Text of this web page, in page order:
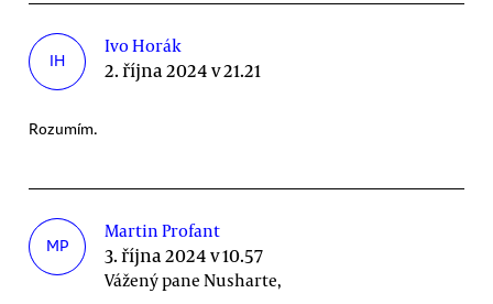
IH
Ivo Horák
2. října 2024 v 21.21
Rozumím.
MP
Martin Profant
3. října 2024 v 10.57
Vážený pane Nusharte,